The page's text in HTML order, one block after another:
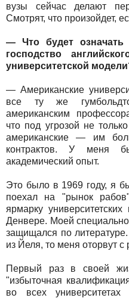
вузы сейчас делают
Смотрят, что произойдет,
— Что будет означать
господство
университетской
— Американские
все ту же
американским
что под угрозой не
американские — им
контрактов. У меня
академический опыт.
Это было в 1969 году, я
поехал на "рынок
ярмарку
Денвере. Моей
защищался по
из Йеля, то меня оторвут
Первый раз в своей
"избыточная
во всех